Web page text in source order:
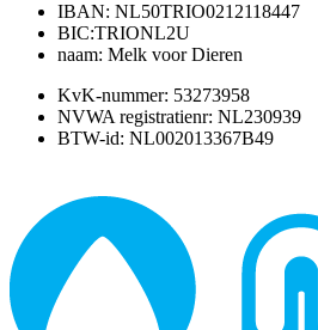
IBAN: NL50TRIO0212118447
BIC:TRIONL2U
naam: Melk voor Dieren
KvK-nummer: 53273958
NVWA registratienr: NL230939
BTW-id: NL002013367B49